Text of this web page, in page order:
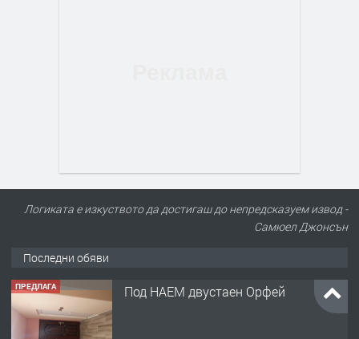
Логиката е изкуството да достигаш до непредсказуем извод -
Самюел Джонсън
Последни обяви
ПРЕДЛАГА Под НАЕМ двустаен Орфей